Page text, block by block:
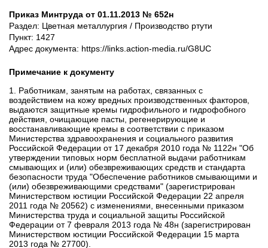
Приказ Минтруда от 01.11.2013 № 652н
Раздел: Цветная металлургия / Производство ртути
Пункт: 1427
Адрес документа: https://links.action-media.ru/G8UC
Примечание к документу
1. Работникам, занятым на работах, связанных с
воздействием на кожу вредных производственных факторов,
выдаются защитные кремы гидрофильного и гидрофобного
действия, очищающие пасты, регенерирующие и
восстанавливающие кремы в соответствии с приказом
Министерства здравоохранения и социального развития
Российской Федерации от 17 декабря 2010 года № 1122н "Об
утверждении типовых норм бесплатной выдачи работникам
смывающих и (или) обезвреживающих средств и стандарта
безопасности труда "Обеспечение работников смывающими и
(или) обезвреживающими средствами" (зарегистрирован
Министерством юстиции Российской Федерации 22 апреля
2011 года № 20562) с изменениями, внесенными приказом
Министерства труда и социальной защиты Российской
Федерации от 7 февраля 2013 года № 48н (зарегистрирован
Министерством юстиции Российской Федерации 15 марта
2013 года № 27700).